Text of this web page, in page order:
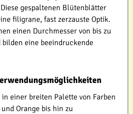
gespaltenen Blütenblätter
filigrane, fast zerzauste Optik.
einen Durchmesser von bis zu
eine beeindruckende
einer breiten Palette von Farben
Orange bis hin zu